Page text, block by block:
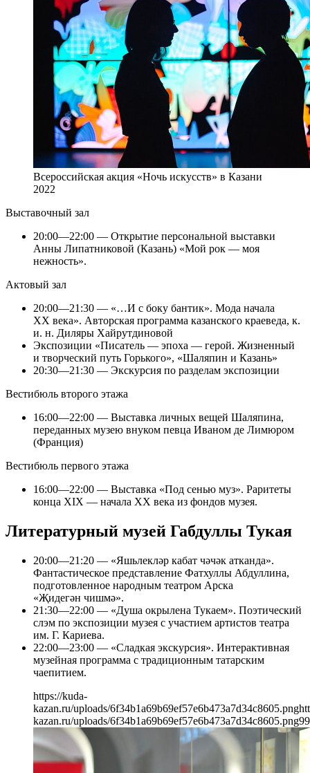
Всероссийская акция «Ночь искусств» в Казани
2022
Выставочный зал
20:00—22:00 — Открытие персональной выставки
Анны Липатниковой (Казань) «Мой рок — моя
нежность».
Актовый зал
20:00—21:30 — «…И с боку бантик». Мода начала
ХХ века». Авторская программа казанского краеведа, к.
и. н. Диляры Хайрутдиновой
Экспозиции «Писатель — эпоха — герой. Жизненный
и творческий путь Горького», «Шаляпин и Казань»
20:30—21:30 — Экскурсия по разделам экспозиции
Вестибюль второго этажа
16:00—22:00 — Выставка личных вещей Шаляпина,
переданных музею внуком певца Иваном де Лимюром
(Франция)
Вестибюль первого этажа
16:00—22:00 — Выставка «Под сенью муз». Раритеты
конца XIX — начала XX века из фондов музея.
Литературный музей Габдуллы Тукая
20:00—21:20 — «Яшьлекләр кабат чәчәк атканда».
Фантастическое представление Фатхуллы Абдуллина,
подготовленное народным театром Арска
«Җидегән чишмә».
21:30—22:00 — «Душа окрылена Тукаем». Поэтический
слэм по экспозиции музея с участием артистов театра
им. Г. Кариева.
22:00—23:00 — «Сладкая экскурсия». Интерактивная
музейная программа с традиционным татарским
чаепитием.
https://kuda-
kazan.ru/uploads/6f34b1a69b69ef57e6b473a7d34c8605.png
kazan.ru/uploads/6f34b1a69b69ef57e6b473a7d34c8605.png